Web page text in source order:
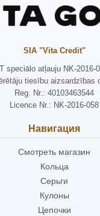
SIA "Vita Credit"
speciālo atļauju NK-2016-
tiesību aizsardzības
Reg. Nr.: 40103463544
Licence Nr.: NK-2016-058
Навигация
Смотреть магазин
Кольца
Серьги
Кулоны
Цепочки